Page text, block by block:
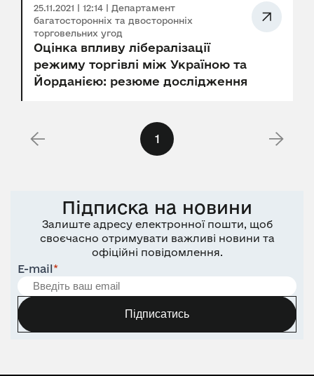
25.11.2021 | 12:14 | Департамент
багатосторонніх та двосторонніх
торговельних угод
Оцінка впливу лібералізації
режиму торгівлі між Україною та
Йорданією: резюме дослідження
1
Підписка на новини
Залиште адресу електронної пошти, щоб
своєчасно отримувати важливі новини та
офіційні повідомлення.
E-mail*
Підписатись